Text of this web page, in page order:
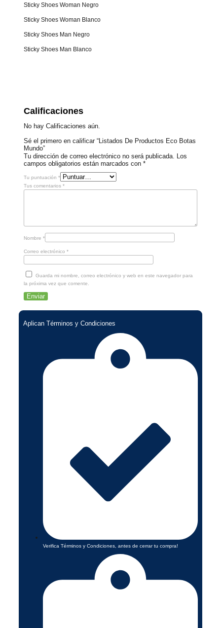
Sticky Shoes Woman Negro
Sticky Shoes Woman Blanco
Sticky Shoes Man Negro
Sticky Shoes Man Blanco
Calificaciones
No hay Calificaciones aún.
Sé el primero en calificar “Listados De Productos Eco Botas
Mundo”
Tu dirección de correo electrónico no será publicada.
Los
campos obligatorios están marcados con *
Tu puntuación *
Tus comentarios *
Nombre *
Correo electrónico *
Guarda mi nombre, correo electrónico y web en este navegador para
la próxima vez que comente.
Aplican Términos y Condiciones
Verifica Términos y Condiciones, antes de cerrar tu compra!